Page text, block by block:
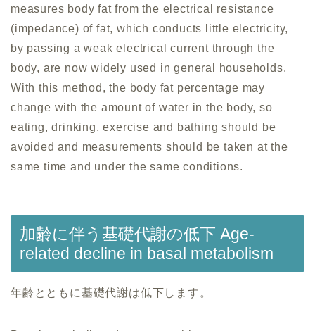
measures body fat from the electrical resistance
(impedance) of fat, which conducts little electricity,
by passing a weak electrical current through the
body, are now widely used in general households.
With this method, the body fat percentage may
change with the amount of water in the body, so
eating, drinking, exercise and bathing should be
avoided and measurements should be taken at the
same time and under the same conditions.
加齢に伴う基礎代謝の低下 Age-
related decline in basal metabolism
年齢とともに基礎代謝は低下します。